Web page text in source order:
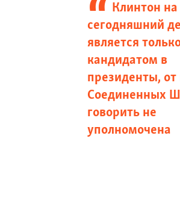
Клинтон на
сегодняшний
является
кандидатом в
президенты,
Соединенных
говорить не
уполномочена